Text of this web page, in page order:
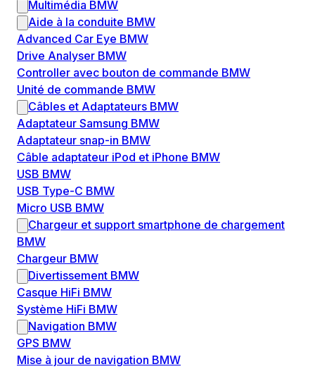
Multimédia BMW
Aide à la conduite BMW
Advanced Car Eye BMW
Drive Analyser BMW
Controller avec bouton de commande BMW
Unité de commande BMW
Câbles et Adaptateurs BMW
Adaptateur Samsung BMW
Adaptateur snap-in BMW
Câble adaptateur iPod et iPhone BMW
USB BMW
USB Type-C BMW
Micro USB BMW
Chargeur et support smartphone de chargement
BMW
Chargeur BMW
Divertissement BMW
Casque HiFi BMW
Système HiFi BMW
Navigation BMW
GPS BMW
Mise à jour de navigation BMW